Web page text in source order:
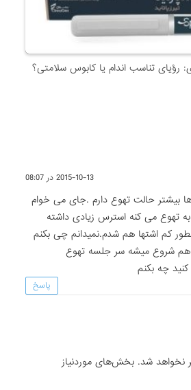
رؤیای تناسب اندام یا کابوس سلامتی؟
2015-10-13 در 08:07
بیشتر حالت تهوع دارم .جای می خوام
تهوع می کنه استرس زیادی داشته
کم اشتها هم شدم.نمیدانم چی بکنم
هم شروع میشه سر جلسه تهوع
چه بکنم
پاسخ
نخواهد شد. بخش‌های موردنیاز